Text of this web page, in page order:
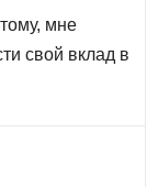
мне
свой вклад в